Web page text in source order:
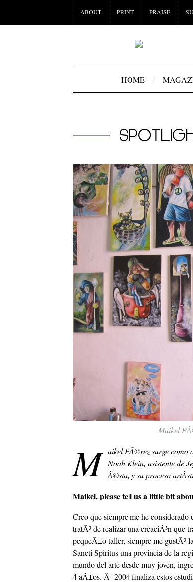
ABOUT PRINT PRAISE
HOME
Maikel
M aikel PÃ©rez surge como
Noah Klein, asistente de
Ã©sta, y su proceso
Maikel, please tell us a little bit
Creo que siempre me he considerado
tratÃ³ de realizar una creaciÃ³n que
pequeÃ±o taller, siempre me gustÃ³
Sancti Spiritus una provincia de la
mundo del arte desde muy joven,
4 aÃ±os. Â 2004 finaliza estos